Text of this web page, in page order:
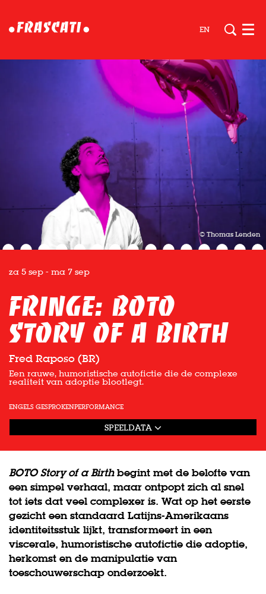
EN
© Thomas Lenden
Fringe: BOTO
Story of a Birth
Fred Raposo (BR)
za 5 sep - ma 7 sep
Een rauwe, humoristische autofictie die de complexe
realiteit van adoptie blootlegt.
ENGELS GESPROKENPERFORMANCE
SPEELDATA
BOTO Story of a Birthbegint met de belofte van
een simpel verhaal, maar ontpopt zich al snel
tot iets dat veel complexer is. Wat op het eerste
gezicht een standaard Latijns-Amerikaans
identiteitsstuk lijkt, transformeert in een
viscerale, humoristische autofictie die adoptie,
herkomst en de manipulatie van
toeschouwerschap onderzoekt.